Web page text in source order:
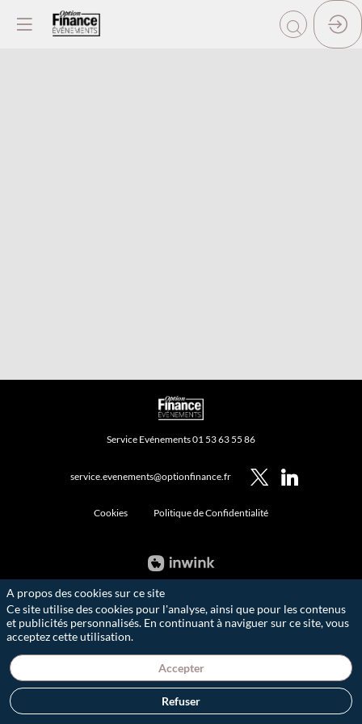
Service Evénements 01 53 63 55 86
service.evenements@optionfinance.fr
Cookies Politique de Confidentialité
A propos des cookies sur ce site
Ce site utilise des cookies pour l'analyse, ainsi que pour les contenus
et publicités personnalisés. En continuant à naviguer sur ce site, vous
acceptez cette utilisation.
Accepter
Refuser